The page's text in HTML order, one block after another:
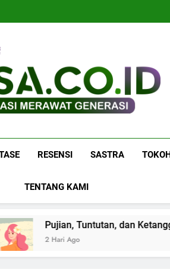
RESENSI SASTRA
TENTANG KAMI
Pujian, Tuntutan, dan
2 Hari Ago